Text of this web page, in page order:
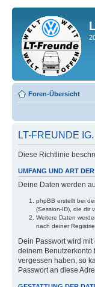
Foren-Übersicht
LT-FREUNDE
Diese Richtlinie
UMFANG UND ART
Deine Daten werden
phpBB erstellt bei
(Session-ID), die dir
Weitere Daten
nach deiner
Dein Passwort wird
deinem Benutzerkonto
vergessen haben, so
Passwort an diese